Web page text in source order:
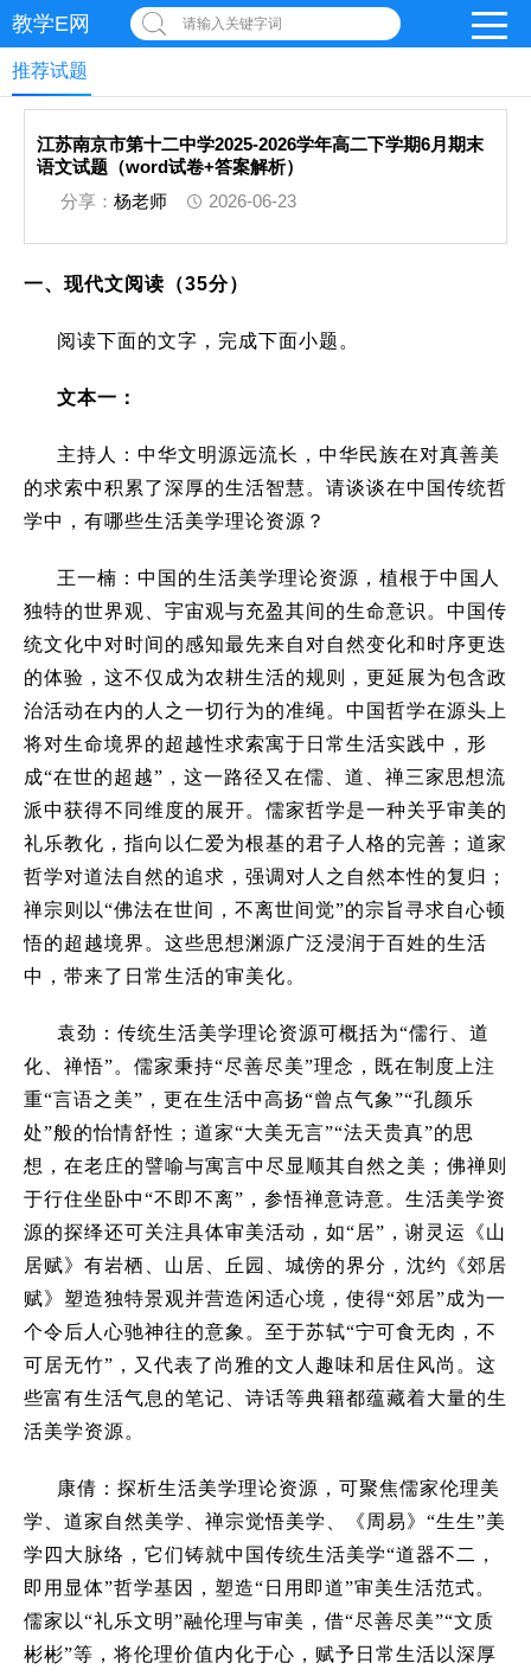
教学E网 请输入关键字词
推荐试题
江苏南京市第十二中学2025-2026学年高二下学期6月期末
语文试题（word试卷+答案解析）
分享： 杨老师 2026-06-23
一、现代文阅读（35分）
阅读下面的文字，完成下面小题。
文本一：
主持人：中华文明源远流长，中华民族在对真善美
的求索中积累了深厚的生活智慧。请谈谈在中国传统哲
学中，有哪些生活美学理论资源？
王一楠：中国的生活美学理论资源，植根于中国人
独特的世界观、宇宙观与充盈其间的生命意识。中国传
统文化中对时间的感知最先来自对自然变化和时序更迭
的体验，这不仅成为农耕生活的规则，更延展为包含政
治活动在内的人之一切行为的准绳。中国哲学在源头上
将对生命境界的超越性求索寓于日常生活实践中，形
成“在世的超越” ，这一路径又在儒、道、禅三家思想流
派中获得不同维度的展开。儒家哲学是一种关乎审美的
礼乐教化，指向以仁爱为根基的君子人格的完善；道家
哲学对道法自然的追求，强调对人之自然本性的复归；
禅宗则以“佛法在世间，不离世间觉”的宗旨寻求自心顿
悟的超越境界。这些思想渊源广泛浸润于百姓的生活
中，带来了日常生活的审美化。
袁劲：传统生活美学理论资源可概括为“儒行、道
化、禅悟”。儒家秉持“尽善尽美”理念，既在制度上注
重“言语之美” ，更在生活中高扬“曾点气象”“孔颜乐
处”般的怡情舒性；道家“大美无言”“法天贵真”的思
想，在老庄的譬喻与寓言中尽显顺其自然之美；佛禅则
于行住坐卧中“不即不离” ，参悟禅意诗意。生活美学资
源的探绎还可关注具体审美活动，如“居” ，谢灵运《山
居赋》有岩栖、山居、丘园、城傍的界分，沈约《郊居
赋》塑造独特景观并营造闲适心境，使得“郊居”成为一
个令后人心驰神往的意象。至于苏轼“宁可食无肉，不
可居无竹” ，又代表了尚雅的文人趣味和居住风尚。这
些富有生活气息的笔记、诗话等典籍都蕴藏着大量的生
活美学资源。
康倩：探析生活美学理论资源，可聚焦儒家伦理美
学、道家自然美学、禅宗觉悟美学、《周易》 “生生”美
学四大脉络，它们铸就中国传统生活美学“道器不二，
即用显体”哲学基因，塑造“ 日用即道”审美生活范式。
儒家以“礼乐文明”融伦理与审美，借“尽善尽美”“文质
彬彬”等，将伦理价值内化于心，赋予日常生活以深厚